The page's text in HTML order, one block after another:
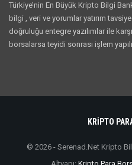
Türkiye’nin En Büyük Kripto Bilgi
bilgi , veri ve yorumlar yatırım
doğruluğu entegre yazılımlar ile
borsalarsa teyidi sonrası işlem
KRİPTO
© 2026 - Serenad.Net Kripto